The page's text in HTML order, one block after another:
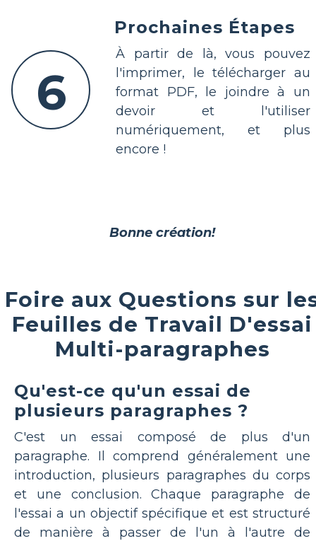
6
Prochaines Étapes
À partir de là, vous pouvez
l'imprimer, le télécharger au
format PDF, le joindre à un
devoir et l'utiliser
numériquement, et plus
encore !
Bonne création!
Foire aux Questions sur
Feuilles de Travail D'essai
Multi-paragraphes
Qu'est-ce qu'un essai de
plusieurs paragraphes ?
C'est un essai composé de plus d'un
paragraphe. Il comprend généralement une
introduction, plusieurs paragraphes du corps
et une conclusion. Chaque paragraphe de
l'essai a un objectif spécifique et est structuré
de manière à passer de l'un à l'autre de